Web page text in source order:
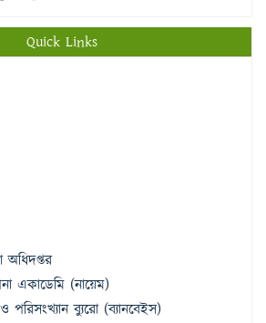
Quick Links
অধিদপ্তর
একাডেমি (নায়েম)
পরিসংখ্যান ব্যুরো (ব্যানবেইস)